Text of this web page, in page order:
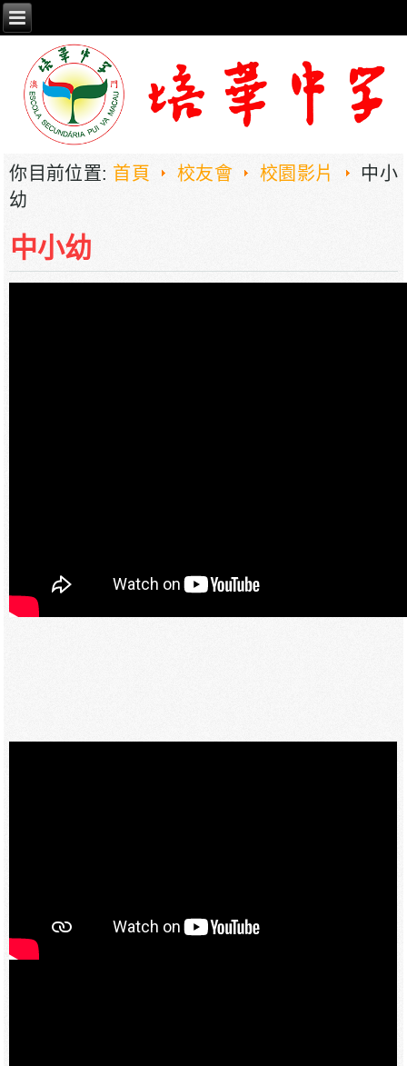
你目前位置: 首頁 校友會 校園影片
中小
幼
中小幼